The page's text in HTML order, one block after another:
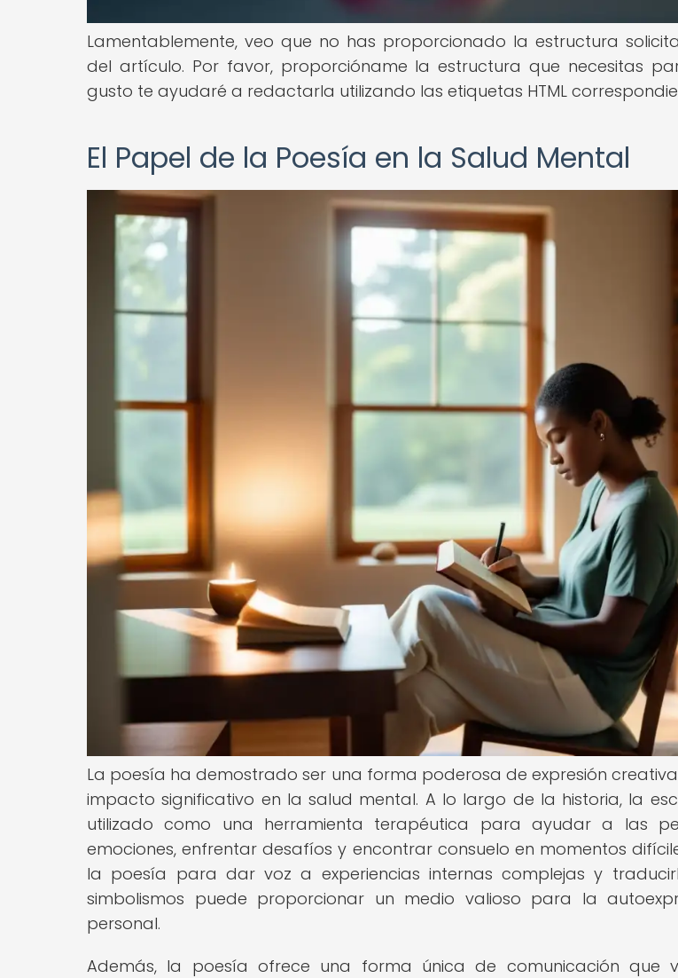
Lamentablemente, veo que no has proporcionado la estructura
del artículo. Por favor, proporcióname la estructura que necesitas
gusto te ayudaré a redactarla utilizando las etiquetas HTML
El Papel de la Poesía en la Salud Mental
La poesía ha demostrado ser una forma poderosa de expresión
impacto significativo en la salud mental. A lo largo de la historia, la
utilizado como una herramienta terapéutica para ayudar a las
emociones, enfrentar desafíos y encontrar consuelo en momentos
la poesía para dar voz a experiencias internas complejas y
simbolismos puede proporcionar un medio valioso para la
personal.
Además, la poesía ofrece una forma única de comunicación